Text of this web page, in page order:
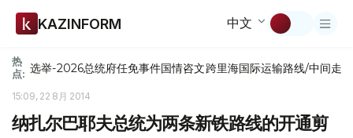
KAZINFORM 中文
热
点: 选举-2026总统府任免事件国情咨文跨里海国际运输路线/中间走廊
15:09, 22 8月 2014
纳扎尔巴耶夫总统为两条新铁路线的开通剪